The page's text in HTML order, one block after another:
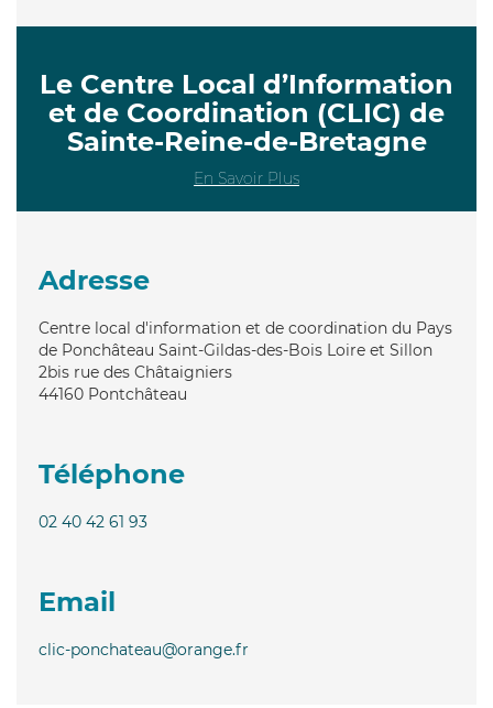
Le Centre Local d’Information
et de Coordination (CLIC) de
Sainte-Reine-de-Bretagne
En Savoir Plus
Adresse
Centre local d'information et de coordination du Pays
de Ponchâteau Saint-Gildas-des-Bois Loire et Sillon
2bis rue des Châtaigniers
44160 Pontchâteau
Téléphone
02 40 42 61 93
Email
clic-ponchateau@orange.fr